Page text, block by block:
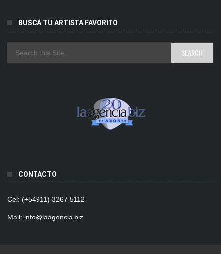
BUSCÁ TU ARTISTA FAVORITO
CONTACTO
Cel: (+54911) 3267 5112
Mail: info@laagencia.biz